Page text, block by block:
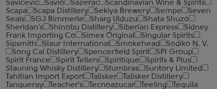
Savicevic
Savio Sazerac
Scandinavian Wine & Spirits
Scapa
Scapa Distillery Sekiya Brewery Sempe
Seven
Seals
SGJ Bimmerle Sharg Ulduzu
Shata Shuzo
Sheridan's
Shinobu Distillery Siberian Express
Sidney
Frank Importing Co
Simex Original
Singular Spirits
Sipsmith
Slaur International Smokehead
Sodiko N. V.
Song Cai Distillery
Spencerfield Spirit
SPI Group
Spirit France
Spirit Tellers Spiritique
Spirits & Plus
Stauning Whisky Distillery
Stumbras
Suntory Limited
Tahitian Import Export
Talisker
Talisker Distillery
Tanqueray
Teacher's Tecnoazucar Teeling Tequila